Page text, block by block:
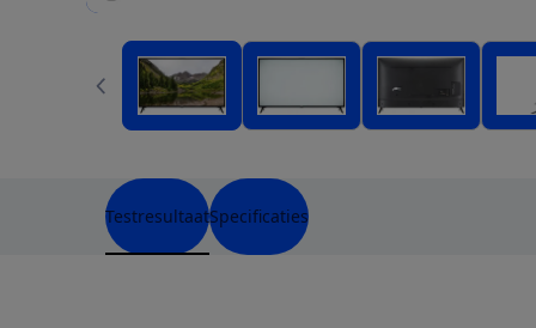
TestresultaatSpecificaties